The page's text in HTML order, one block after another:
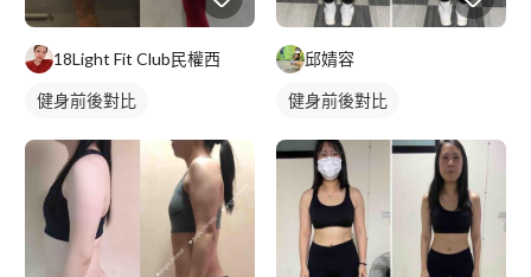
18Light Fit Club民權西
健身前後對比
邱婧容
健身前後對比